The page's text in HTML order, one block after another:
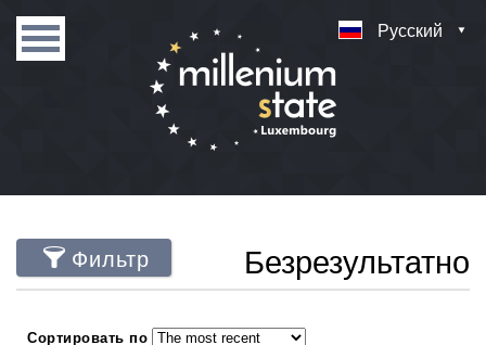
Русский
Фильтр Безрезультатно
Сортировать по